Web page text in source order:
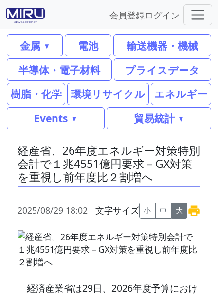
会員登録ログイン
金属 電池
輸送機器・機械
半導体・電子材料
プライスデータ
樹脂・化学
環境リサイクル
エネルギー
Events
貿易統計
経産省、26年度エネルギー対策特別
会計で１兆4551億円要求－GX対策
を重視し前年度比２割増へ
2025/08/29 18:02 文字サイズ 小 中 大
経済産業省は29日、2026年度予算におけ